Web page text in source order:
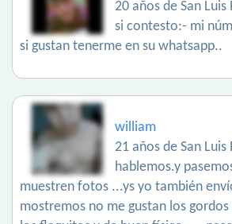
20 años de San Luis
si contesto:- mi
si gustan tenerme en su whatsapp..
william
21 años de San Luis
hablemos.y
muestren fotos ...ys yo también
mostremos no me gustan los